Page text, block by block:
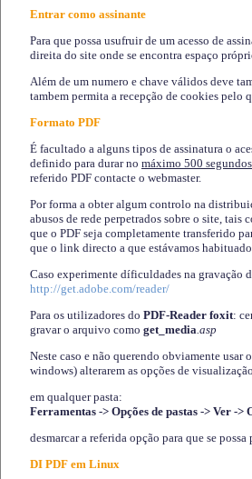
Entrar como assinante
Para que possa usufruir de um acesso de
direita do site onde se encontra espaço
Além de um numero e chave válidos deve
tambem permita a recepção de cookies pelo
Formato PDF
É facultado a alguns tipos de assinatura o
definido para durar no máximo 500 segundos
referido PDF contacte o webmaster.
Por forma a obter algum controlo na
abusos de rede perpetrados sobre o site,
que o PDF seja completamente transferido
que o link directo a que estávamos
Caso experimente díficuldades na gravação
http://get.adobe.com/reader/
Para os utilizadores do PDF-Reader foxit:
gravar o arquivo como get_media.asp
Neste caso e não querendo obviamente usar
windows) alterarem as opções de
em qualquer pasta:
Ferramentas -> Opções de pastas -> Ver -
desmarcar a referida opção para que se
DI PDF em Linux